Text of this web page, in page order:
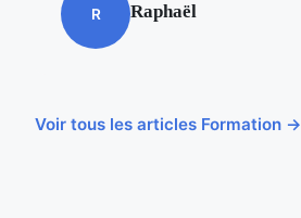
R Raphaël
Voir tous les articles Formation →